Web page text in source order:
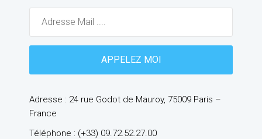
Adresse : 24 rue Godot de Mauroy, 75009 Paris –
France
Téléphone : (+33) 09.72.52.27.00